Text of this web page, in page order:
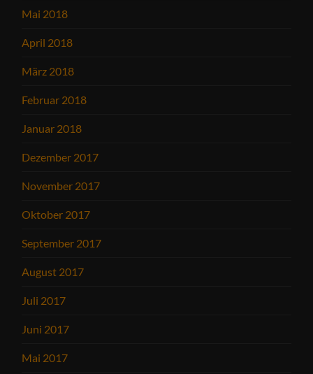
Mai 2018
April 2018
März 2018
Februar 2018
Januar 2018
Dezember 2017
November 2017
Oktober 2017
September 2017
August 2017
Juli 2017
Juni 2017
Mai 2017